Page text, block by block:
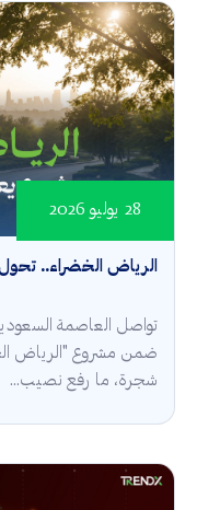
الرياض الخضراء..
28 يوليو 2026
تواصل العاصمة
شجرة، ما رفع نصيب...